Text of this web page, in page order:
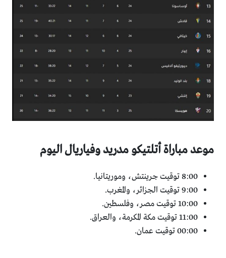
موعد مباراة أتلتيكو مدريد وفياريال اليوم
8:00 توقيت جرينتش، وموريتانيا.
9:00 توقيت الجزائر، والمغرب.
10:00 توقيت مصر، وفلسطين.
11:00 توقيت مكة المكرمة، والعراق.
00:00 توقيت عمان.